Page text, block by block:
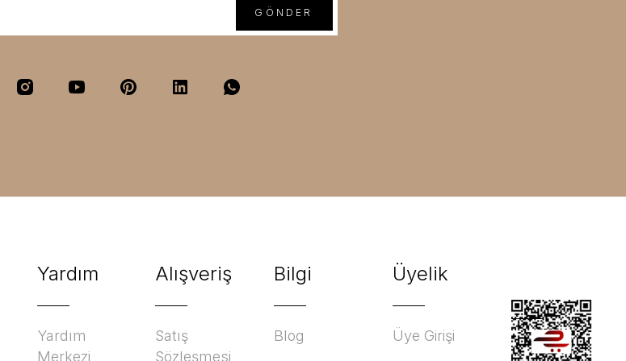
GÖNDER
Yardım
Yardım
Merkezi
Alışveriş
Satış
Sözleşmesi
Bilgi
Blog
Üyelik
Üye Girişi